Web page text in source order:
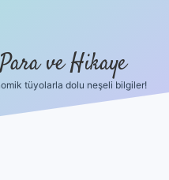
Para ve Hikaye
tüyolarla dolu neşeli bilgiler!